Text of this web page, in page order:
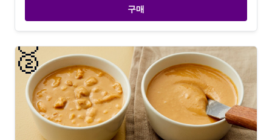
구매
🥈